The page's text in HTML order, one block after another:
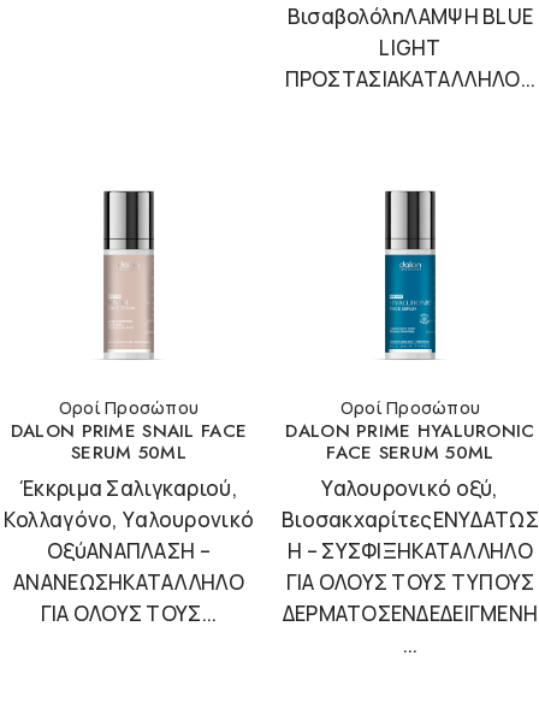
ΒισαβολόληΛΑΜΨΗ BLUE
LIGHT
ΠΡΟΣΤΑΣΙΑΚΑΤΑΛΛΗΛΟ...
Οροί Προσώπου
DALON PRIME SNAIL FACE
SERUM 50ML
Έκκριμα Σαλιγκαριού,
Kολλαγόνο, Yαλουρονικό
OξύΑΝΑΠΛΑΣΗ –
ΑΝΑΝΕΩΣΗΚΑΤΑΛΛΗΛΟ
ΓΙΑ ΟΛΟΥΣ ΤΟΥΣ...
Οροί Προσώπου
DALON PRIME HYALURONIC
FACE SERUM 50ML
Υαλουρονικό οξύ,
ΒιοσακχαρίτεςΕΝΥΔΑΤΩΣ
Η – ΣΥΣΦΙΞΗΚΑΤΑΛΛΗΛΟ
ΓΙΑ ΟΛΟΥΣ ΤΟΥΣ ΤΥΠΟΥΣ
ΔΕΡΜΑΤΟΣΕΝΔΕΔΕΙΓΜΕΝΗ
...